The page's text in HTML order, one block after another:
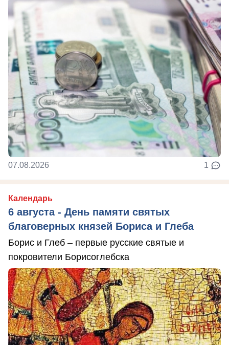
07.08.2026 1
Календарь
6 августа - День памяти святых
благоверных князей Бориса и Глеба
Борис и Глеб – первые русские святые и
покровители Борисоглебска